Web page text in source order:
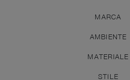
MARCA
AMBIENTE
MATERIALE
STILE